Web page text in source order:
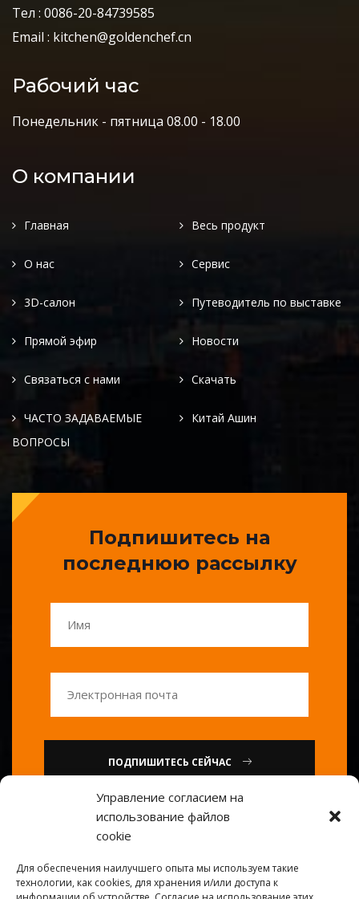
Управление согласием на
использование файлов
cookie
Для обеспечения наилучшего опыта мы используем такие
технологии, как cookies, для хранения и/или доступа к
Тел : 0086-20-84739585
Email : kitchen@goldenchef.cn
Рабочий час
Понедельник - пятница 08.00 - 18.00
О компании
Главная Весь продукт
О нас Сервис
3D-салон Путеводитель по выставке
Прямой эфир Новости
Связаться с нами Скачать
ЧАСТО ЗАДАВАЕМЫЕ
ВОПРОСЫ
Китай Ашин
Подпишитесь на
последнюю рассылку
ПОДПИШИТЕСЬ СЕЙЧАС
или
84739585